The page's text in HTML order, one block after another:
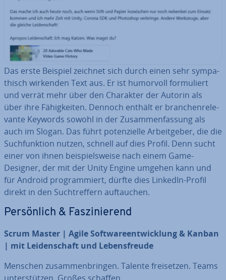
Das erste Beispiel zeichnet sich durch einen sehr sym­pa­
thisch wirkenden Text aus. Er ist humorvoll for­mu­liert
und verrät mehr über den Charakter der Autorin als
über ihre Fä­hig­kei­ten. Dennoch enthält er bran­chen­re­le­
van­te Keywords sowohl in der Zu­sam­men­fas­sung als
auch im Slogan. Das führt po­ten­zi­el­le Ar­beit­ge­ber, die die
Such­funk­ti­on nutzen, schnell auf dies Profil. Denn sucht
einer von ihnen bei­spiels­wei­se nach einem Game-
Designer, der mit der Unity Engine umgehen kann und
für Android pro­gram­miert, dürfte dies LinkedIn-Profil
direkt in den Such­tref­fern auf­tau­chen.
Per­sön­lich & Fas­zi­nie­rend
Scrum Master | Agile Soft­ware­ent­wick­lung & Kanban
| mit Lei­den­schaft und Le­bens­freu­de
Menschen zu­sam­men­brin­gen. Talente frei­set­zen. Teams